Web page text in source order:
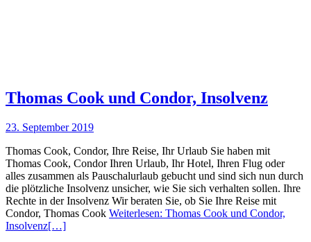
Thomas Cook und Condor, Insolvenz
23. September 2019
Thomas Cook, Condor, Ihre Reise, Ihr Urlaub Sie haben mit
Thomas Cook, Condor Ihren Urlaub, Ihr Hotel, Ihren Flug oder
alles zusammen als Pauschalurlaub gebucht und sind sich nun durch
die plötzliche Insolvenz unsicher, wie Sie sich verhalten sollen. Ihre
Rechte in der Insolvenz Wir beraten Sie, ob Sie Ihre Reise mit
Condor, Thomas Cook Weiterlesen: Thomas Cook und Condor,
Insolvenz[…]